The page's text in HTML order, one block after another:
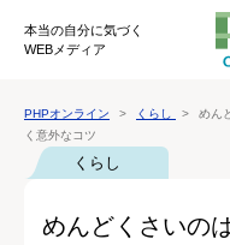
本当の自分に気づく
WEBメディア
PHPオンライン くらし
めん
く意外なコツ
くらし
めんどくさいの